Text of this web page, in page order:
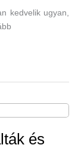
kedvelik ugyan,
és